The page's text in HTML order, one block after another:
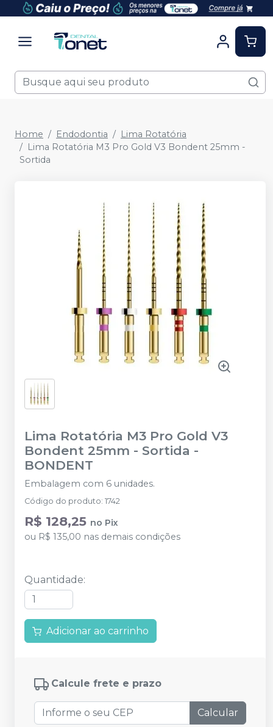
Home Endodontia
Lima Rotatória
Lima Rotatória M3 Pro Gold V3 Bondent 25mm -
Sortida
Lima Rotatória M3 Pro Gold V3
Bondent 25mm - Sortida -
BONDENT
Embalagem com 6 unidades.
Código do produto: 1742
R$ 128,25 no Pix
ou R$ 135,00 nas demais condições
Quantidade:
Adicionar ao carrinho
Calcule frete e prazo
Calcular